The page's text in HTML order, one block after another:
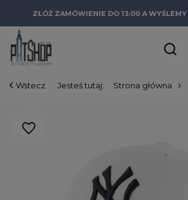
ZŁÓŻ ZAMÓWIENIE DO 13:00 A
Wstecz Jesteś tutaj: Strona główna